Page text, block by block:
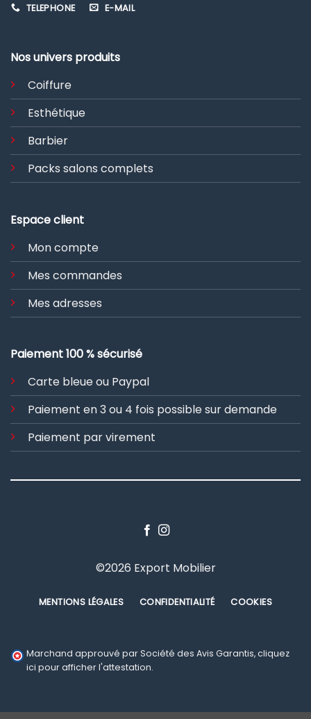
TELEPHONE E-MAIL
Nos univers produits
Coiffure
Esthétique
Barbier
Packs salons complets
Espace client
Mon compte
Mes commandes
Mes adresses
Paiement 100 % sécurisé
Carte bleue ou Paypal
Paiement en 3 ou 4 fois possible sur demande
Paiement par virement
©2026 Export Mobilier
MENTIONS LÉGALES CONFIDENTIALITÉ COOKIES
Marchand approuvé par Société des Avis Garantis,cliquez
ici pour afficher l'attestation.